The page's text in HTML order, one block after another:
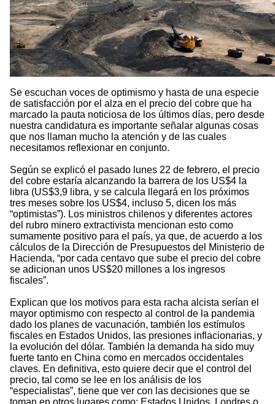
Se escuchan voces de optimismo y hasta de una especie
de satisfacción por el alza en el precio del cobre que ha
marcado la pauta noticiosa de los últimos días, pero desde
nuestra candidatura es importante señalar algunas cosas
que nos llaman mucho la atención y de las cuales
necesitamos reflexionar en conjunto.
Según se explicó el pasado lunes 22 de febrero, el precio
del cobre estaría alcanzando la barrera de los US$4 la
libra (US$3,9 libra, y se calcula llegará en los próximos
tres meses sobre los US$4, incluso 5, dicen los más
“optimistas”). Los ministros chilenos y diferentes actores
del rubro minero extractivista mencionan esto como
sumamente positivo para el país, ya que, de acuerdo a los
cálculos de la Dirección de Presupuestos del Ministerio de
Hacienda, “por cada centavo que sube el precio del cobre
se adicionan unos US$20 millones a los ingresos
fiscales”.
Explican que los motivos para esta racha alcista serían el
mayor optimismo con respecto al control de la pandemia
dado los planes de vacunación, también los estímulos
fiscales en Estados Unidos, las presiones inflacionarias, y
la evolución del dólar. También la demanda ha sido muy
fuerte tanto en China como en mercados occidentales
claves. En definitiva, esto quiere decir que el control del
precio, tal como se lee en los análisis de los
“especialistas”, tiene que ver con las decisiones que se